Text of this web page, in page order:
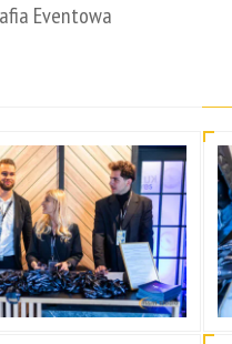
Eventowa